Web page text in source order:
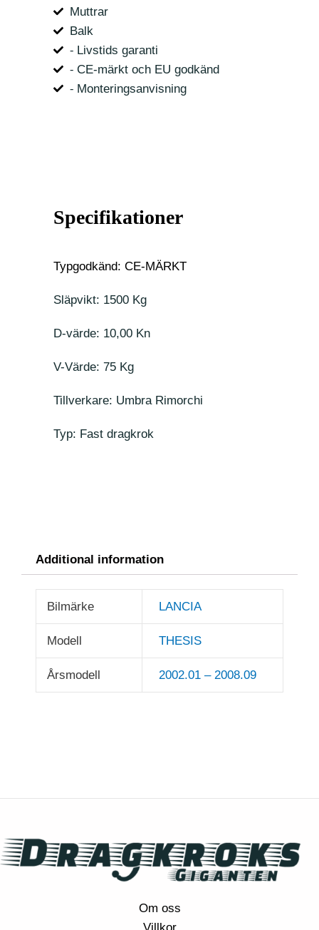
Muttrar
Balk
⁃ Livstids garanti
⁃ CE-märkt och EU godkänd
⁃ Monteringsanvisning
Specifikationer
Typgodkänd: CE-MÄRKT
Släpvikt: 1500 Kg
D-värde: 10,00 Kn
V-Värde: 75 Kg
Tillverkare: Umbra Rimorchi
Typ: Fast dragkrok
Additional information
Bilmärke LANCIA
Modell THESIS
Årsmodell 2002.01 – 2008.09
Om oss